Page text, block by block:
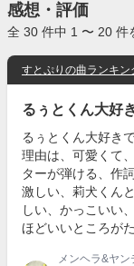
感想・評価
全 30 件中 1 〜 20 件
すとぷりの曲ランキン
るぅとくん大好
るぅとくん大好き
理由は、可愛くて
ターが弾ける、作
激しい、莉犬くん
しい、かっこいい
ほどいいところが
メンヘラ&ヤン